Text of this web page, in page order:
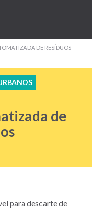
DE RESÍDUOS
de
para descarte de